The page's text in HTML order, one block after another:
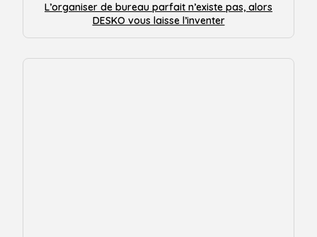
L’organiser de bureau parfait n’existe pas, alors
DESKO vous laisse l’inventer